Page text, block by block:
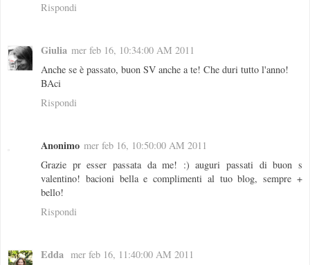
Rispondi
Giulia mer feb 16, 10:34:00 AM 2011
Anche se è passato, buon SV anche a te! Che duri tutto l'anno!
BAci
Rispondi
Anonimo mer feb 16, 10:50:00 AM 2011
Grazie pr esser passata da me! :) auguri passati di buon s
valentino! bacioni bella e complimenti al tuo blog, sempre +
bello!
Rispondi
Edda mer feb 16, 11:40:00 AM 2011